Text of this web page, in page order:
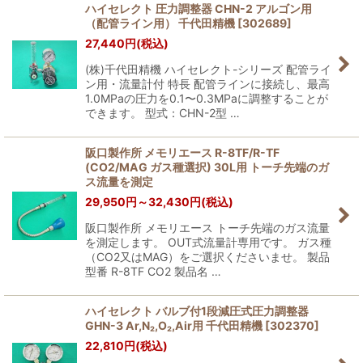
ハイセレクト 圧力調整器 CHN-2 アルゴン用
（配管ライン用） 千代田精機 [302689]
27,440円(税込)
(株)千代田精機 ハイセレクト-シリーズ 配管ライ
ン用・流量計付 特長 配管ラインに接続し、最高
1.0MPaの圧力を0.1〜0.3MPaに調整することが
できます。 型式：CHN-2型 …
阪口製作所 メモリエース R-8TF/R-TF
(CO2/MAG ガス種選択) 30L用 トーチ先端のガ
ス流量を測定
29,950円 ～32,430円(税込)
阪口製作所 メモリエース トーチ先端のガス流量
を測定します。 OUT式流量計専用です。 ガス種
（CO2又はMAG）をご選択くださいませ。 製品
型番 R-8TF CO2 製品名 …
ハイセレクト バルブ付1段減圧式圧力調整器
GHN-3 Ar,N₂,O₂,Air用 千代田精機 [302370]
22,810円(税込)